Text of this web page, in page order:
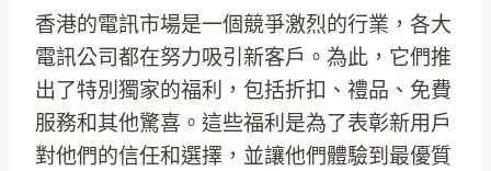
香港的電訊市場是一個競爭激烈的行業，各大
電訊公司都在努力吸引新客戶。為此，它們推
出了特別獨家的福利，包括折扣、禮品、免費
服務和其他驚喜。這些福利是為了表彰新用戶
對他們的信任和選擇，並讓他們體驗到最優質